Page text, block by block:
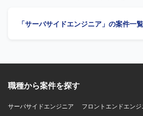
の保守・改善を通じて業務知識と開発
「サーバサイドエンジニア」の案件一覧
職種から案件を探す
サーバサイドエンジニア
フロントエンドエンジ